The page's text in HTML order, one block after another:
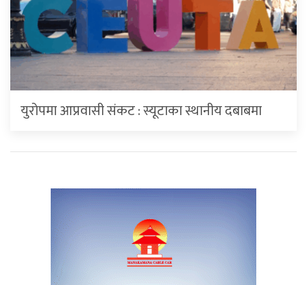
युरोपमा आप्रवासी संकट : स्यूटाका स्थानीय दबाबमा